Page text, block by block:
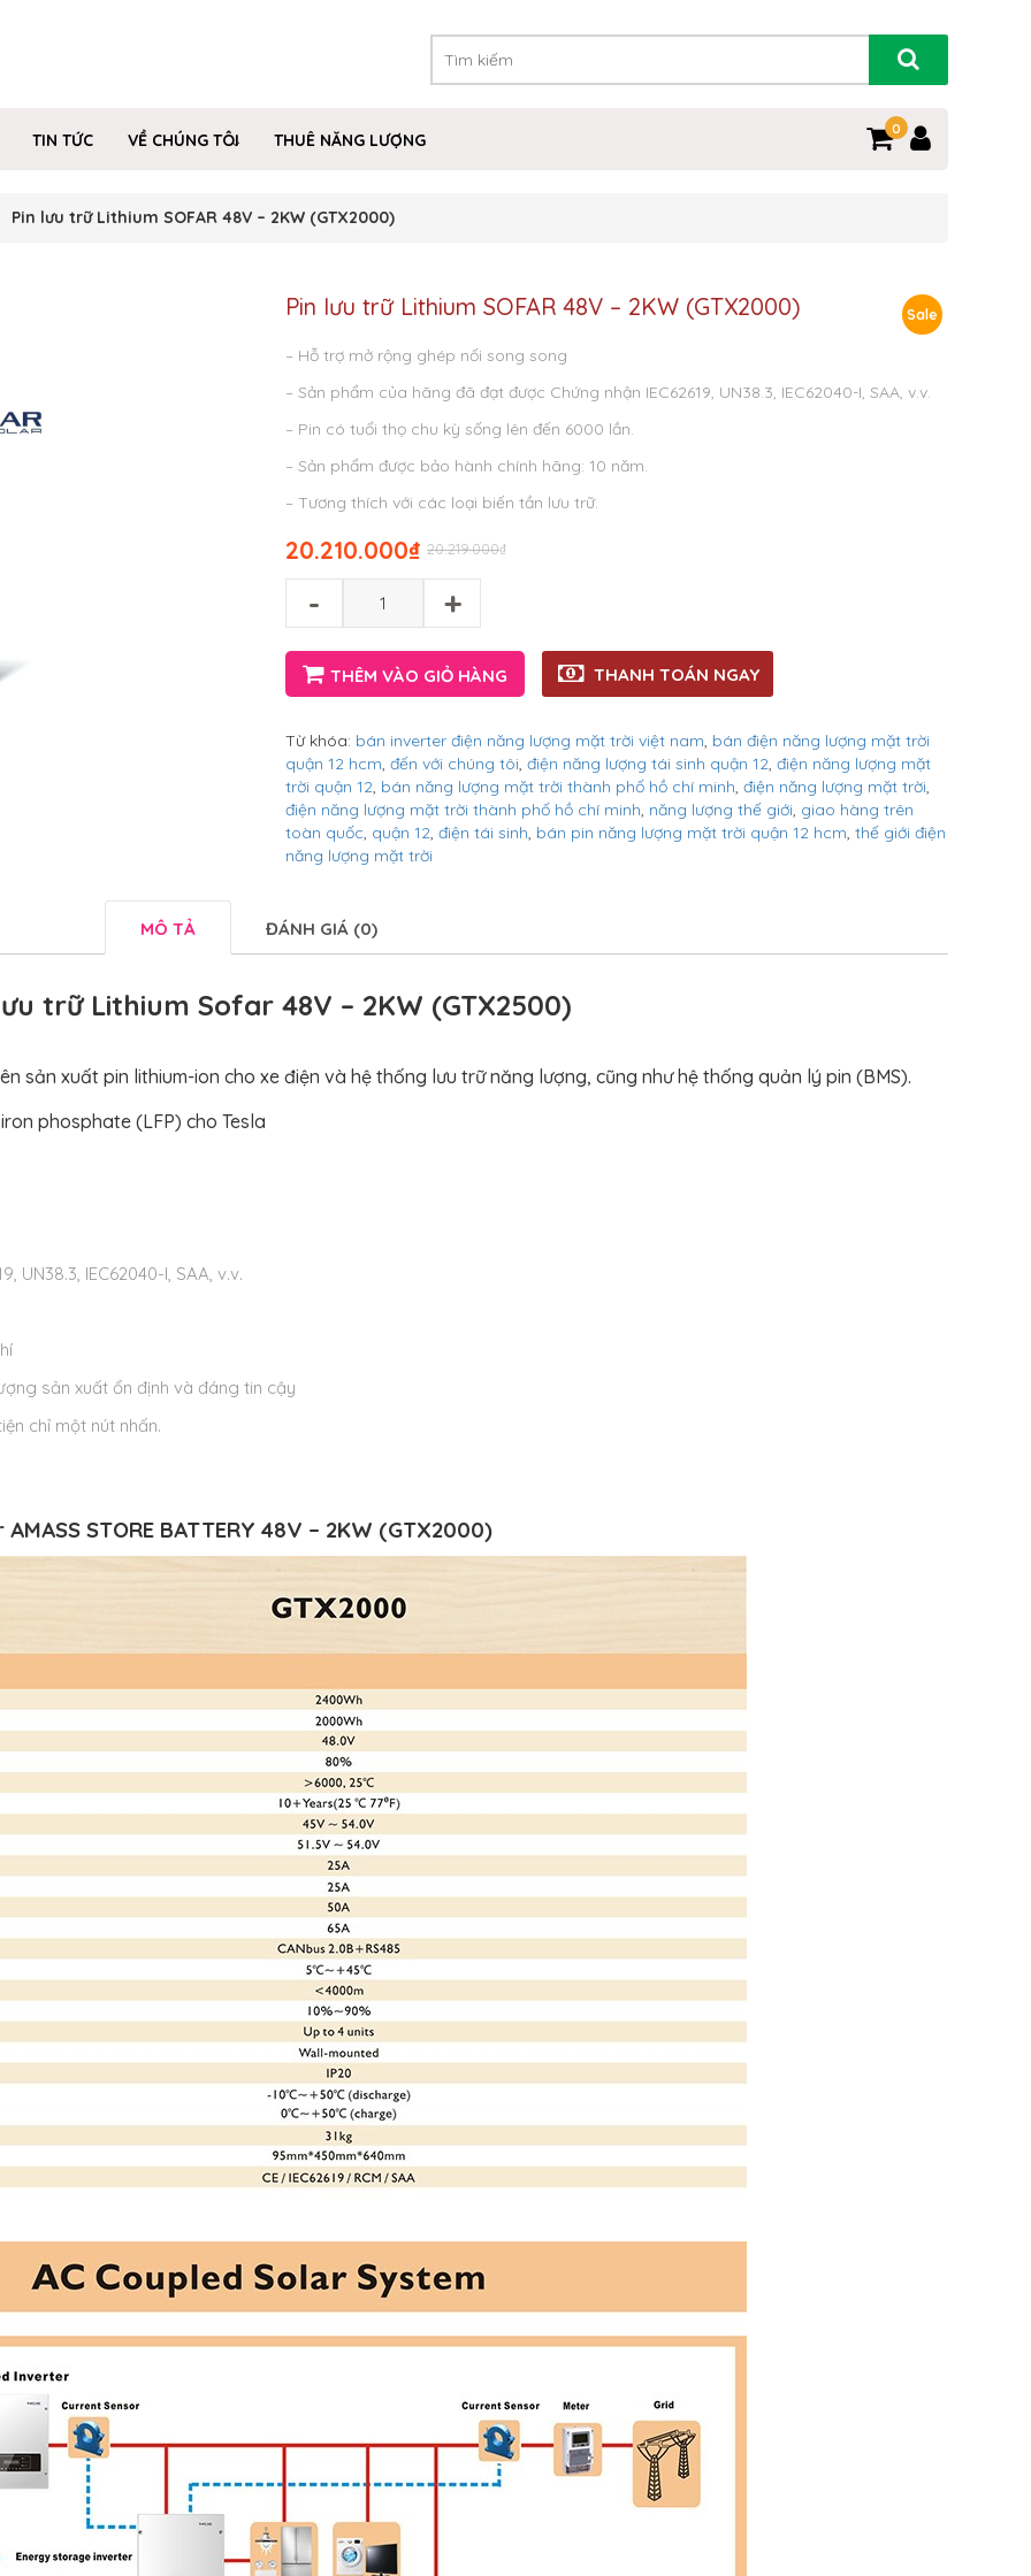
TIN TỨC VỀ CHÚNG TÔI THUÊ NĂNG LƯỢNG
0
Pin lưu trữ Lithium SOFAR 48V – 2KW (GTX2000)
Sale
Pin lưu trữ Lithium SOFAR 48V – 2KW (GTX2000)
– Hỗ trợ mở rộng ghép nối song song
– Sản phẩm của hãng đã đạt được Chứng nhận IEC62619, UN38.3, IEC62040-I, SAA, v.v.
– Pin có tuổi thọ chu kỳ sống lên đến 6000 lần.
– Sản phẩm được bảo hành chính hãng: 10 năm.
– Tương thích với các loại biến tần lưu trữ.
₫
20.219.000
₫
20.210.000
- +
THÊM VÀO GIỎ HÀNG THANH TOÁN NGAY
Từ khóa: bán inverter điện năng lượng mặt trời việt nam, bán điện năng lượng mặt trời
quận 12 hcm, đến với chúng tôi, điện năng lượng tái sinh quận 12, điện năng lượng mặt
trời quận 12, bán năng lượng mặt trời thành phố hồ chí minh, điện năng lượng mặt trời,
điện năng lượng mặt trời thành phố hồ chí minh, năng lượng thế giới, giao hàng trên
toàn quốc, quận 12, điện tái sinh, bán pin năng lượng mặt trời quận 12 hcm, thế giới điện
năng lượng mặt trời
MÔ TẢ ĐÁNH GIÁ (0)
trữ Lithium Sofar 48V – 2KW (GTX2500)
sản xuất pin lithium-ion cho xe điện và hệ thống lưu trữ năng lượng, cũng như hệ thống quản lý pin (BMS).
phosphate (LFP) cho Tesla
UN38.3, IEC62040-I, SAA, v.v.
sản xuất ổn định và đáng tin cậy
chỉ một nút nhấn.
STORE BATTERY 48V – 2KW (GTX2000)